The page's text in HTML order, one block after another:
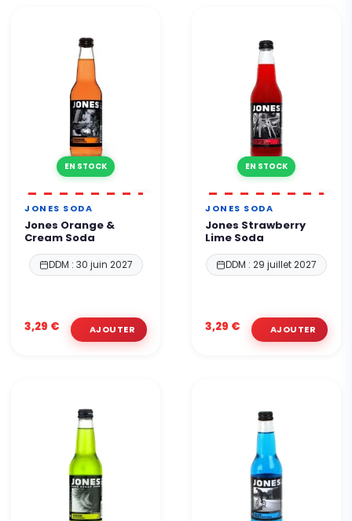
EN STOCK
JONES SODA
Jones Orange &
Cream Soda
DDM : 30 juin 2027
3,29 €
EN STOCK
JONES SODA
Jones Strawberry
Lime Soda
DDM : 29 juillet 2027
3,29 €